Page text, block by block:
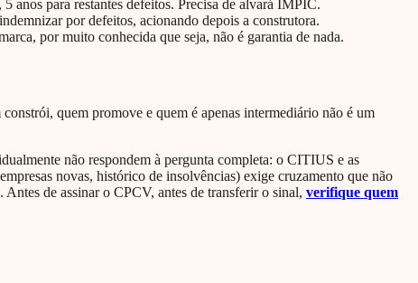
anos para restantes defeitos. Precisa de alvará IMPIC.
por defeitos, acionando depois a construtora.
por muito conhecida que seja, não é garantia de nada.
quem promove e quem é apenas intermediário não é um
não respondem à pergunta completa: o CITIUS e as
novas, histórico de insolvências) exige cruzamento que não
de assinar o CPCV, antes de transferir o sinal, verifique quem